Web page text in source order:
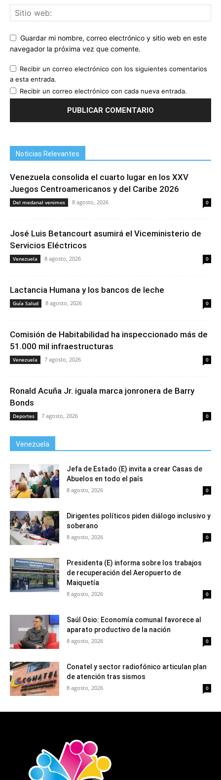
Guardar mi nombre, correo electrónico y sitio web en este
navegador la próxima vez que comente.
Recibir un correo electrónico con los siguientes comentarios
a esta entrada.
Recibir un correo electrónico con cada nueva entrada.
Noticias Relevantes
Venezuela consolida el cuarto lugar en los XXV
Juegos Centroamericanos y del Caribe 2026
Del medanal venimos 8 agosto, 2026 0
José Luis Betancourt asumirá el Viceministerio de
Servicios Eléctricos
Venezuela 8 agosto, 2026 0
Lactancia Humana y los bancos de leche
Guía Salud 8 agosto, 2026 0
Comisión de Habitabilidad ha inspeccionado más de
51.000 mil infraestructuras
Venezuela 7 agosto, 2026 0
Ronald Acuña Jr. iguala marca jonronera de Barry
Bonds
Deportes 7 agosto, 2026 0
Venezuela
Jefa de Estado (E) invita a crear Casas de
Abuelos en todo el país
8 agosto, 2026 0
Dirigentes políticos piden diálogo inclusivo y
soberano
8 agosto, 2026 0
Presidenta (E) informa sobre los trabajos
de recuperación del Aeropuerto de
Maiquetía
8 agosto, 2026 0
Saúl Osio: Economía comunal favorece al
aparato productivo de la nación
8 agosto, 2026 0
Conatel y sector radiofónico articulan plan
de atención tras sismos
8 agosto, 2026 0